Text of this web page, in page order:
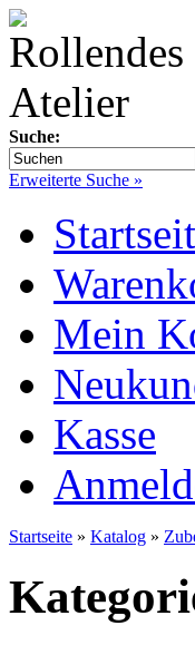
Suche:
Erweiterte Suche »
Mein
Kasse
Startseite » Katalog »